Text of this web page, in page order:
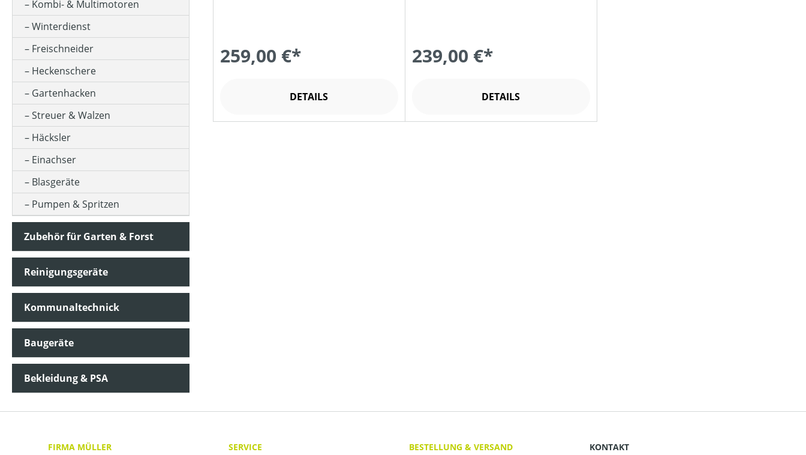
MOTORLEISTUNG (IN WATT)
MOTORTYP (HERSTELLERBEZEICHNUNG)
SCHALLDRUCKPEGEL AM OHR (IN DB(A))
SCHALLLEISTUNGSPEGEL (IN DB(A))
PREIS
Kombi- & Multimotoren
Winterdienst
Freischneider
Heckenschere
Gartenhacken
Streuer & Walzen
Häcksler
Einachser
Blasgeräte
Pumpen & Spritzen
Zubehör für Garten & Forst
Reinigungsgeräte
Kommunaltechnick
Baugeräte
Bekleidung & PSA
259,00 €*
DETAILS
239,00 €*
DETAILS
FIRMA MÜLLER
SERVICE
BESTELLUNG & VERSAND
KONTAKT